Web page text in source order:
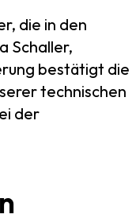
die in den
Schaller,
bestätigt die
technischen
der